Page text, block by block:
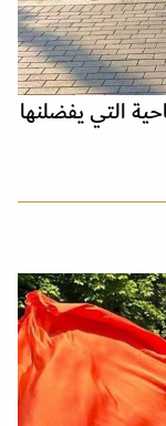
التي يفضلنها